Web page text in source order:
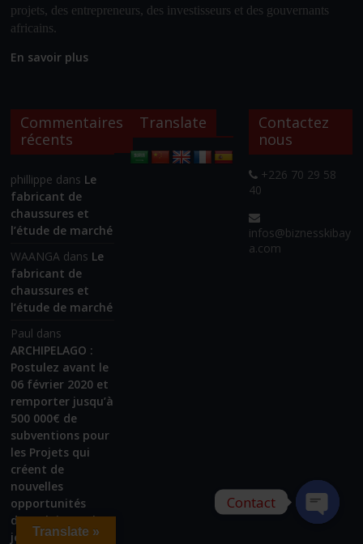
projets, des entrepreneurs, des investisseurs et des gouvernants
africains.
En savoir plus
Commentaires
récents
phillippe dans Le
fabricant de
chaussures et
l’étude de marché
WAANGA dans Le
fabricant de
chaussures et
l’étude de marché
Paul dans
ARCHIPELAGO :
Postulez avant le
06 février 2020 et
remporter jusqu’à
500 000€ de
subventions pour
les Projets qui
créent de
nouvelles
opportunités
d’emploi pour les
jeunes en Afrique
Translate
Contactez
nous
+226 70 29 58
40
infos@biznesskibay
a.com
Translate »
Contact